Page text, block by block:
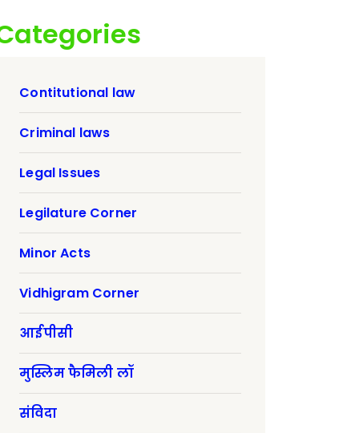
Contitutional law
Criminal laws
Legal Issues
Legilature Corner
Minor Acts
Vidhigram Corner
आईपीसी
मुस्लिम फैमिली लॉ
संविदा